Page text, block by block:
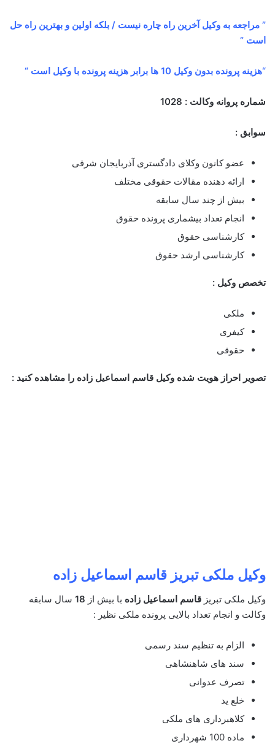
” مراجعه به وکیل آخرین راه چاره نیست / بلکه اولین و بهترین راه حل
است ”
“هزینه پرونده بدون وکیل 10 ها برابر هزینه پرونده با وکیل است “
شماره پروانه وکالت : 1028
سوابق :
عضو کانون وکلای دادگستری آذربایجان شرقی
ارائه دهنده مقالات حقوقی مختلف
بیش از چند سال سابقه
انجام تعداد بیشماری پرونده حقوق
کارشناسی حقوق
کارشناسی ارشد حقوق
تخصص وکیل :
ملکی
کیفری
حقوقی
تصویر احراز هویت شده وکیل قاسم اسماعیل زاده را مشاهده کنید :
وکیل ملکی تبریز قاسم اسماعیل زاده
وکیل ملکی تبریز قاسم اسماعیل زاده با بیش از
سال سابقه
وکالت و انجام تعداد بالایی پرونده ملکی نظیر :
الزام به تنظیم سند رسمی
سند های شاهنشاهی
تصرف عدوانی
خلع ید
کلاهبرداری های ملکی
ماده 100 شهرداری